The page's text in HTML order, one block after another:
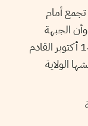
تجمع أمام
الجبهة
الشعبية كانت قد دعت لمسيرة شعبية يوم 14 أكتوبر القادم
الولاية